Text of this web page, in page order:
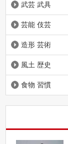
武芸 武具
芸能 伎芸
造形 芸術
風土 歴史
食物 習慣